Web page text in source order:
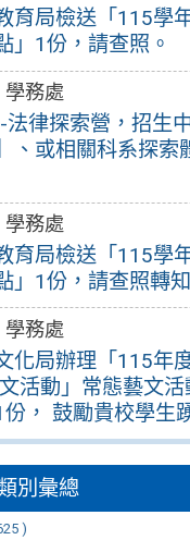
育局檢送「115學
」1份，請查照。
學務處
律探索營，招生
、或相關科系探
學務處
育局檢送「115學
」1份，請查照轉知
學務處
化局辦理「115年
活動」常態藝文
， 鼓勵貴校學生
別彙總
)